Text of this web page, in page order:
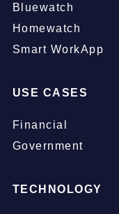
Bluewatch
Homewatch
Smart WorkApp
USE CASES
Financial
Government
TECHNOLOGY